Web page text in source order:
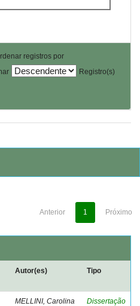
registros por
Registro(s)
Anterior 1 Próximo
Autor(es) Tipo
MELLINI, Carolina
Dissertação